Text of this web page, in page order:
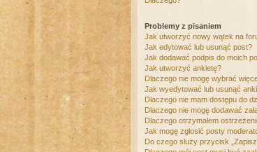
Problemy z pisaniem
Jak utworzyć nowy wątek na
Jak edytować lub usunąć post?
Jak dodawać podpis do moich
Jak utworzyć ankietę?
Dlaczego nie mogę wybrać
Jak wyedytować lub usunąć
Dlaczego nie mam dostępu do
Dlaczego nie mogę dodawać
Dlaczego otrzymałem
Jak mogę zgłosić posty
Do czego służy przycisk